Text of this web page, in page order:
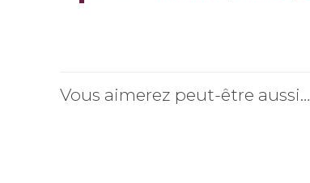
Vous aimerez peut-être aussi…